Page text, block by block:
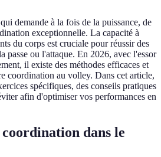
demande à la fois de la puissance, de
exceptionnelle. La capacité à
du corps est cruciale pour réussir des
passe ou l'attaque. En 2026, avec l'essor
il existe des méthodes efficaces et
coordination au volley. Dans cet article,
spécifiques, des conseils pratiques
afin d'optimiser vos performances en
dans le